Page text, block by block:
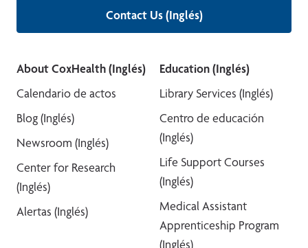
Contact Us (Inglés)
About CoxHealth (Inglés)
Calendario de actos
Blog (Inglés)
Newsroom (Inglés)
Center for Research
(Inglés)
Alertas (Inglés)
Education (Inglés)
Library Services (Inglés)
Centro de educación
(Inglés)
Life Support Courses
(Inglés)
Medical Assistant
Apprenticeship Program
(Inglés)